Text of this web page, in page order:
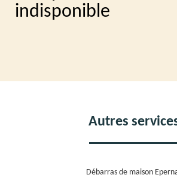
indisponible
Autres
Débarras de maison